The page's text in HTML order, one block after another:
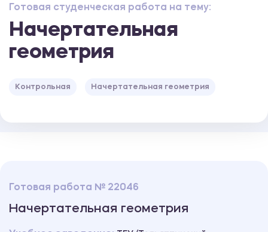
Готовая студенческая работа на тему:
Начертательная
геометрия
Контрольная Начертательная геометрия
Готовая работа № 22046
Начертательная геометрия